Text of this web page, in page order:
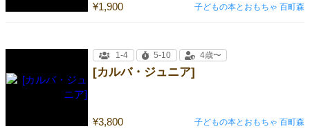
¥1,900 子どもの本とおもちゃ 百町森
[カルバ・ジュニア]
¥3,800
1-4 5-10 4歳〜
子どもの本とおもちゃ 百町森